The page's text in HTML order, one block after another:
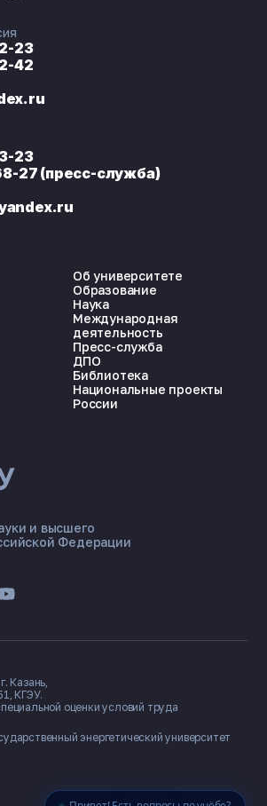
— ПОМОЩНИК КГЭУ
📋 Приёмная комиссия
и высшего
Федерации
Об университете
Образование
Наука
Международная
деятельность
Пресс-служба
ДПО
Библиотека
Национальные проекты
России
23
42
23
27 (пресс-служба)
энергетический университет
Казань,
КГЭУ.
оценки условий труда